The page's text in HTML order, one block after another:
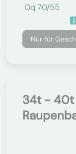
Oq 70/55
Nur für
34t - 40t